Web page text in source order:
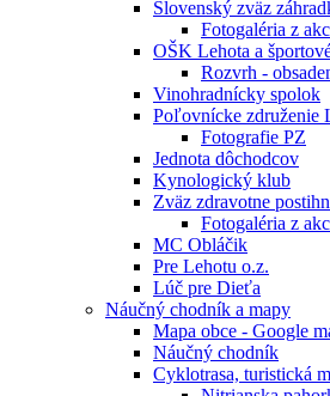
Slovenský zväz
Fotogaléria z
OŠK Lehota a
Rozvrh -
Vinohradnícky spolok
Poľovnícke združenie
Fotografie PZ
Jednota dôchodcov
Kynologický klub
Zväz zdravotne
Fotogaléria z
MC Obláčik
Pre Lehotu o.z.
Lúč pre Dieťa
Náučný chodník a mapy
Mapa obce - Google
Náučný chodník
Cyklotrasa, turistická